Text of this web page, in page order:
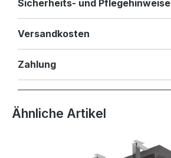
Sicherheits- und Pflegehinweise
Versandkosten
Zahlung
Produktgalerie überspringen
Ähnliche Artikel